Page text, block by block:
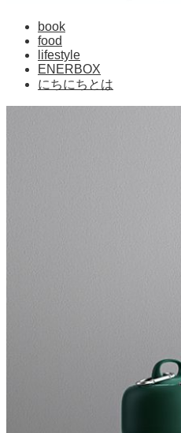
book
food
lifestyle
ENERBOX
にちにちとは